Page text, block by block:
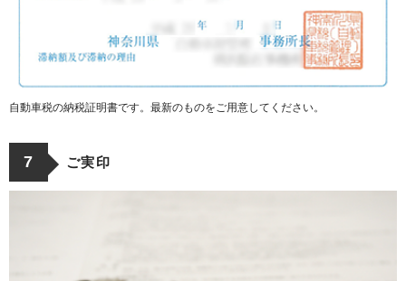
自動車税の納税証明書です。最新のものをご用意してください。
7 ご実印